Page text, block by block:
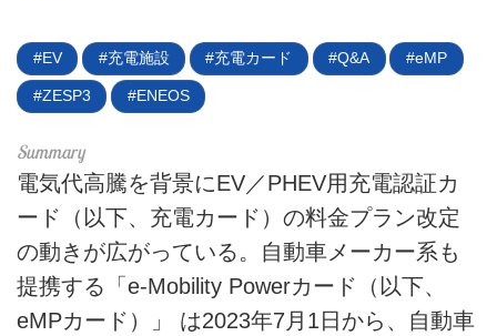
HOME
EV
電動キックボード
ライフスタイル
テクノロジー
EV 充電施設 充電カード Q&A eMP
ZESP3 ENEOS
電気代高騰を背景にEV／PHEV用充電認証カ
ード（以下、充電カード）の料金プラン改定
の動きが広がっている。自動車メーカー系も
提携する「e-Mobility Powerカード（以下、
eMPカード）」 は2023年7月1日から、自動車